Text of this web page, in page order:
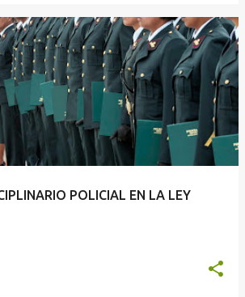
POLICIAL EN LA LEY